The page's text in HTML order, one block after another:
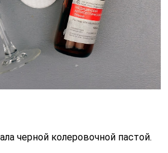
черной колеровочной пастой.